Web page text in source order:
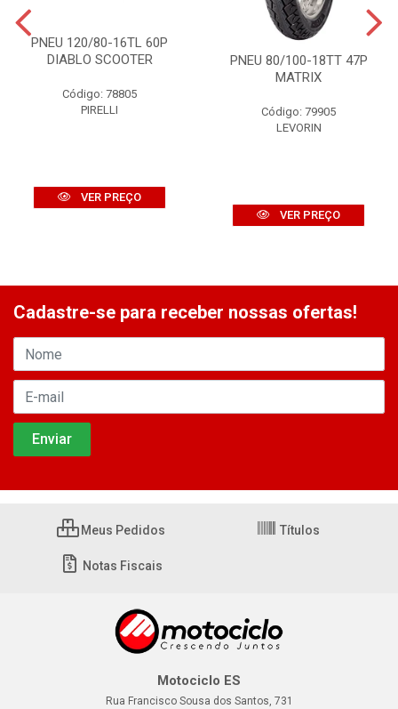
PNEU 120/80-16TL 60P
DIABLO SCOOTER
Código: 78805
PIRELLI
VER PREÇO
PNEU 80/100-18TT 47P
MATRIX
Código: 79905
LEVORIN
VER PREÇO
Cadastre-se para receber nossas ofertas!
Meus Pedidos Títulos
Notas Fiscais
Motociclo ES
Rua Francisco Sousa dos Santos, 731